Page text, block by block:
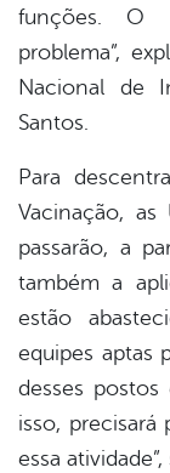
funções. O
problema”,
Nacional de
Santos.
Para
Vacinação, as
passarão, a
também a
estão
equipes aptas
desses
isso, precisará
essa